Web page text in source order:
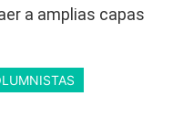
a amplias capas